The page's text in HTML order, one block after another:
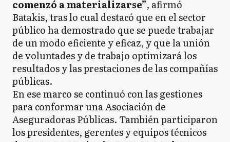
comenzó a materializarse”, afirmó
Batakis, tras lo cual destacó que en el sector
público ha demostrado que se puede trabajar
de un modo eficiente y eficaz, y que la unión
de voluntades y de trabajo optimizará los
resultados y las prestaciones de las compañías
públicas.
En ese marco se continuó con las gestiones
para conformar una Asociación de
Aseguradoras Públicas. También participaron
los presidentes, gerentes y equipos técnicos